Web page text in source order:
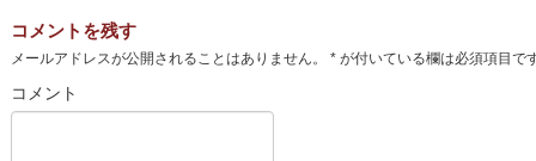
コメントを残す
メールアドレスが公開されることはありません。 *が付いている欄は必須項目で
コメント